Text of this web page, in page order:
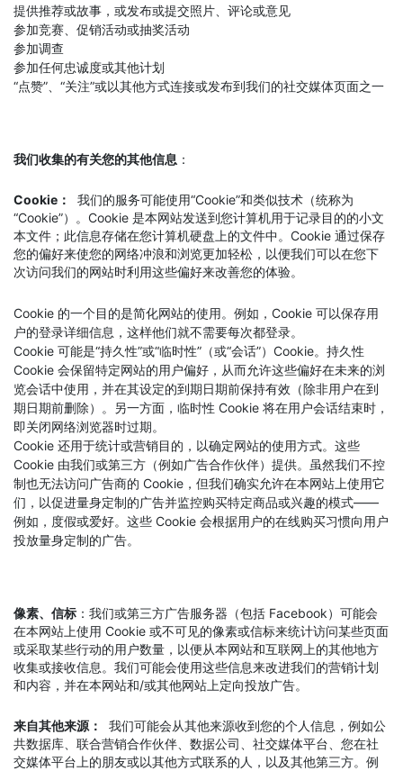
提供推荐或故事，或发布或提交照片、评论或意见
参加竞赛、促销活动或抽奖活动
参加调查
参加任何忠诚度或其他计划
“点赞”、“关注”或以其他方式连接或发布到我们的社交媒体页面之一
我们收集的有关您的其他信息 ：
Cookie：
我们的服务可能使用“Cookie”和类似技术（统称为
“Cookie”）。Cookie 是本网站发送到您计算机用于记录目的的小文
本文件；此信息存储在您计算机硬盘上的文件中。Cookie 通过保存
您的偏好来使您的网络冲浪和浏览更加轻松，以便我们可以在您下
次访问我们的网站时利用这些偏好来改善您的体验。
Cookie 的一个目的是简化网站的使用。例如，Cookie 可以保存用
户的登录详细信息，这样他们就不需要每次都登录。
Cookie 可能是“持久性”或“临时性”（或“会话”）Cookie。持久性
Cookie 会保留特定网站的用户偏好，从而允许这些偏好在未来的浏
览会话中使用，并在其设定的到期日期前保持有效（除非用户在到
期日期前删除）。另一方面，临时性 Cookie 将在用户会话结束时，
即关闭网络浏览器时过期。
Cookie 还用于统计或营销目的，以确定网站的使用方式。这些
Cookie 由我们或第三方（例如广告合作伙伴）提供。虽然我们不控
制也无法访问广告商的 Cookie，但我们确实允许在本网站上使用它
们，以促进量身定制的广告并监控购买特定商品或兴趣的模式——
例如，度假或爱好。这些 Cookie 会根据用户的在线购买习惯向用户
投放量身定制的广告。
像素、信标 ：我们或第三方广告服务器（包括 Facebook）可能会
在本网站上使用 Cookie 或不可见的像素或信标来统计访问某些页面
或采取某些行动的用户数量，以便从本网站和互联网上的其他地方
收集或接收信息。我们可能会使用这些信息来改进我们的营销计划
和内容，并在本网站和/或其他网站上定向投放广告。
来自其他来源：
我们可能会从其他来源收到您的个人信息，例如公
共数据库、联合营销合作伙伴、数据公司、社交媒体平台、您在社
交媒体平台上的朋友或以其他方式联系的人，以及其他第三方。例